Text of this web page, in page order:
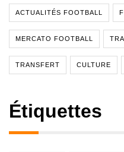
ACTUALITÉS FOOTBALL
MERCATO FOOTBALL
TRANSFERT CULTURE
Étiquettes